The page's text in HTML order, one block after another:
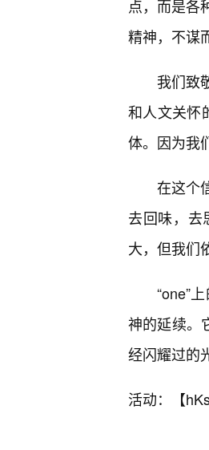
点，而是各
精神，不谋
我们致
和人文关怀
体。因为我
在这个
去回味，去
大，但我们
“one”
神的延续。
经闪耀过的
活动：【